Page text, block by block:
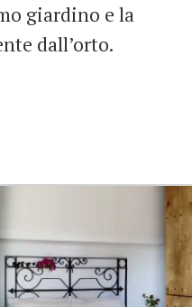
giardino e la
dall’orto.